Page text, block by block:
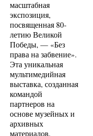
масштабная
экспозиция,
посвященная 80-
летию Великой
Победы, — «Без
права на забвение».
Эта уникальная
мультимедийная
выставка, созданная
командой
партнеров на
основе музейных и
архивных
материалов,